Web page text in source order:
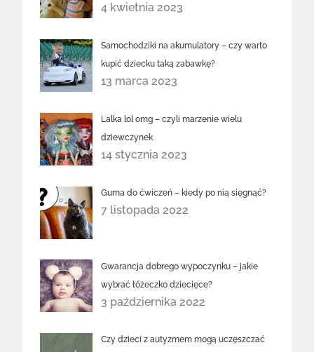
4 kwietnia 2023
Samochodziki na akumulatory – czy warto
kupić dziecku taką zabawkę?
13 marca 2023
Lalka lol omg – czyli marzenie wielu
dziewczynek
14 stycznia 2023
Guma do ćwiczeń – kiedy po nią sięgnąć?
7 listopada 2022
Gwarancja dobrego wypoczynku – jakie
wybrać łóżeczko dziecięce?
3 października 2022
Czy dzieci z autyzmem mogą uczęszczać